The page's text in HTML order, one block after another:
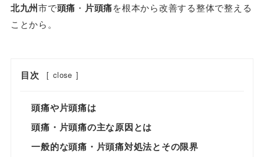
北九州市で頭痛 ・ 片頭痛を根本から改善する整体で整える
ことから。
目次 [ close ]
頭痛や片頭痛は
頭痛・片頭痛の主な原因とは
一般的な頭痛・片頭痛対処法とその限界